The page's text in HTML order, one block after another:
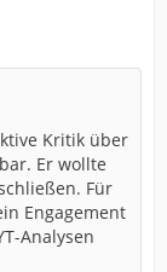
Kritik über
Er wollte
Für
Engagement
Analysen